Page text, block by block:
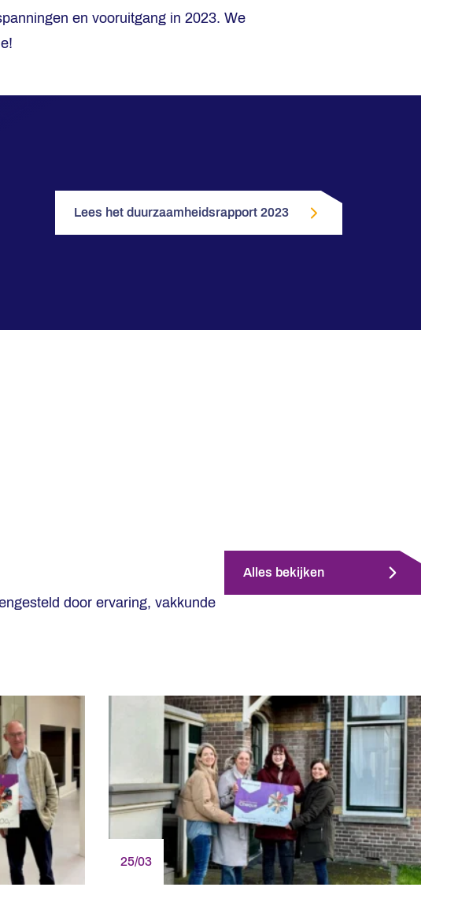
en vooruitgang in 2023. We
Lees het duurzaamheidsrapport 2023
door ervaring, vakkunde
Alles bekijken
25/03